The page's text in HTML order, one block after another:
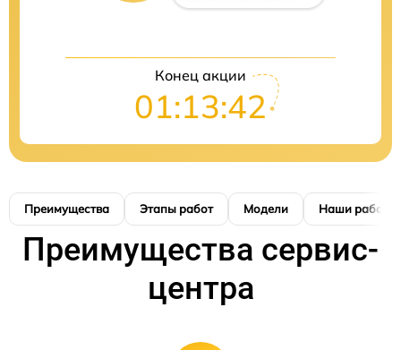
Конец акции
01:13:41
Преимущества Этапы работ Модели Наши работы
Преимущества сервис-
центра